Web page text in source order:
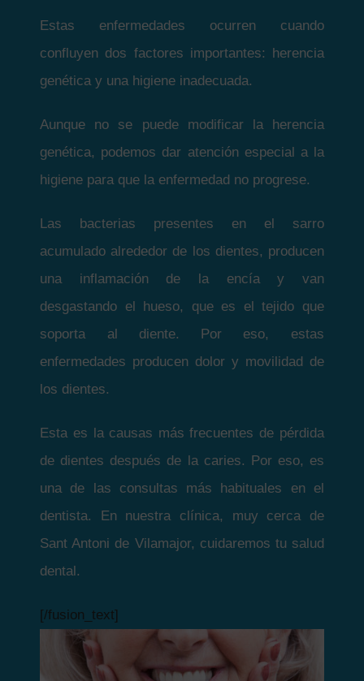
Estas enfermedades ocurren cuando
confluyen dos factores importantes: herencia
genética y una higiene inadecuada.
Aunque no se puede modificar la herencia
genética, podemos dar atención especial a la
higiene para que la enfermedad no progrese.
Las bacterias presentes en el sarro
acumulado alrededor de los dientes, producen
una inflamación de la encía y van
desgastando el hueso, que es el tejido que
soporta al diente. Por eso, estas
enfermedades producen dolor y movilidad de
los dientes.
Esta es la causas más frecuentes de pérdida
de dientes después de la caries. Por eso, es
una de las consultas más habituales en el
dentista. En nuestra clínica, muy cerca de
Sant Antoni de Vilamajor, cuidaremos tu salud
dental.
[/fusion_text]